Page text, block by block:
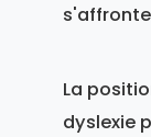
La
dyslexie